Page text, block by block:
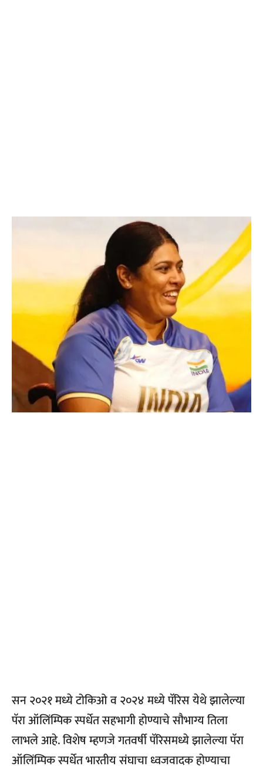
सन २०२१ मध्ये टोकिओ व २०२४ मध्ये पॅरिस येथे झालेल्या
पॅरा ऑलिंम्पिक स्पर्धेत सहभागी होण्याचे सौभाग्य तिला
लाभले आहे. विशेष म्हणजे गतवर्षी पॅरिसमध्ये झालेल्या पॅरा
ऑलिंम्पिक स्पर्धेत भारतीय संघाचा ध्वजवादक होण्याचा